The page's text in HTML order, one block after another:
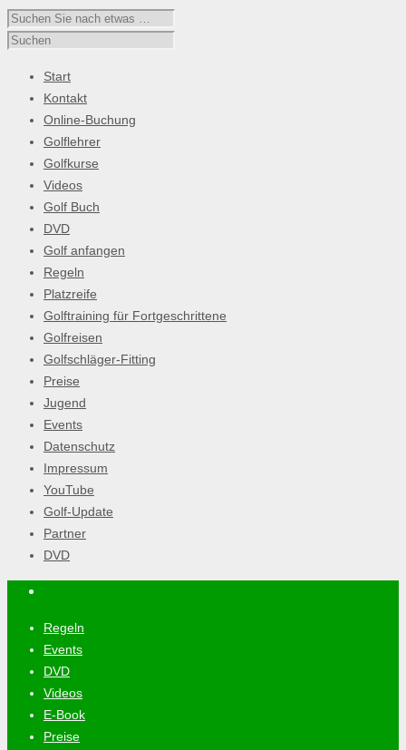
Start
Kontakt
Online-Buchung
Golflehrer
Golfkurse
Videos
Golf Buch
DVD
Golf anfangen
Regeln
Platzreife
Golftraining für Fortgeschrittene
Golfreisen
Golfschläger-Fitting
Preise
Jugend
Events
Datenschutz
Impressum
YouTube
Golf-Update
Partner
DVD
Regeln
Events
DVD
Videos
E-Book
Preise